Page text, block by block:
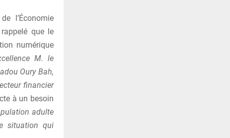
l’Économie
que le
numérique
M. le
Oury Bah,
financier
à un besoin
adulte
situation qui